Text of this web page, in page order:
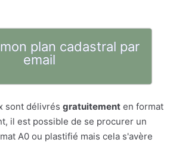
plan cadastral par
email
sont délivrés gratuitement en format
il est possible de se procurer un
A0 ou plastifié mais cela s'avère